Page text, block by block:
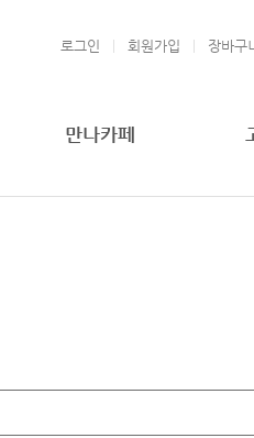
로그인 회원가입 장바구
만나카페